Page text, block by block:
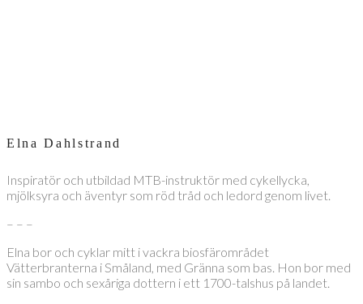
Elna Dahlstrand
Inspiratör och utbildad MTB-instruktör med cykellycka,
mjölksyra och äventyr som röd tråd och ledord genom livet.
– – –
Elna bor och cyklar mitt i vackra biosfärområdet
Vätterbranterna i Småland, med Gränna som bas. Hon bor med
sin sambo och sexåriga dottern i ett 1700-talshus på landet.